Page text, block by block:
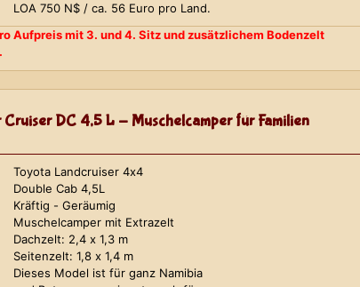
LOA 750 N$ / ca. 56 Euro pro Land.
Aufpreis mit 3. und 4. Sitz und zusätzlichem Bodenzelt
Cruiser DC 4,5 L - Muschelcamper für Familien
Toyota Landcruiser 4x4
Double Cab 4,5L
Kräftig - Geräumig
Muschelcamper mit Extrazelt
Dachzelt: 2,4 x 1,3 m
Seitenzelt: 1,8 x 1,4 m
Dieses Model ist für ganz Namibia